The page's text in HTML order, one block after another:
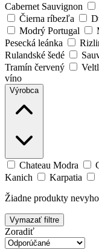
Cabernet Sauvignon
Čierna ríbezľa
Modrý Portugal
Pesecká leánka
Rulandské šedé
Tramín červený
víno
Výrobca
Chateau Modra
Kanich
Karpatia
Žiadne produkty
Vymazať filtre
Zoradiť